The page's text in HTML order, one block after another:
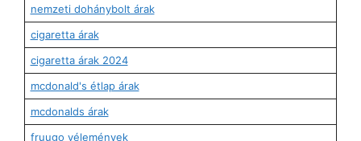
nemzeti dohánybolt árak
cigaretta árak
cigaretta árak 2024
mcdonald's étlap árak
mcdonalds árak
fruugo vélemények